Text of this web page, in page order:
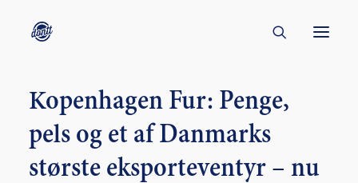
CONTACT
ABOUT
ENGLISH
Kopenhagen Fur: Penge,
pels og et af Danmarks
største eksporteventyr – nu